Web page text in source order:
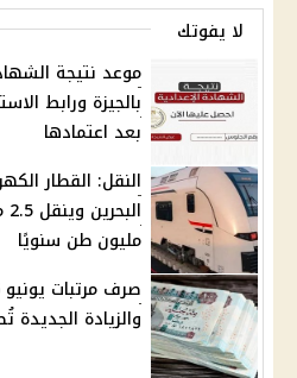
لا يفوتك
بالجيزة ورابط
بعد اعتمادها
النقل: القطار
مليون طن سنويًا
والزيادة